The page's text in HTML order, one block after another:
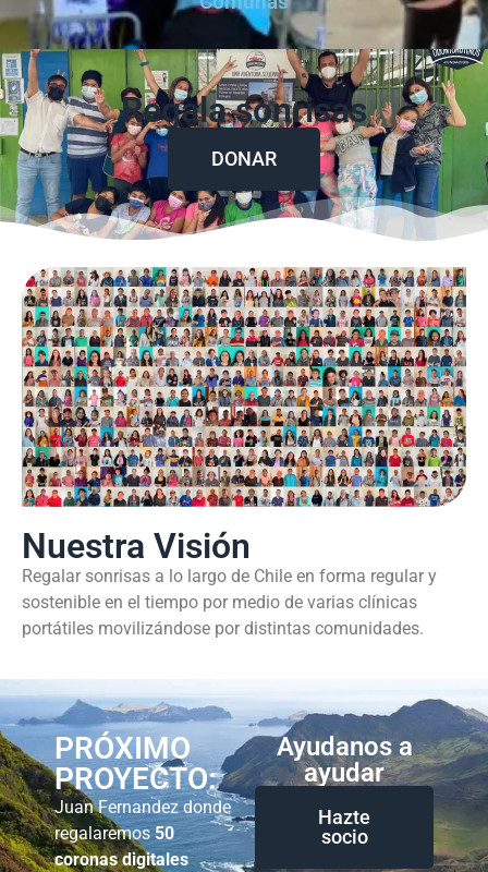
Regala sonrisas
DONAR
Nuestra Visión
Regalar sonrisas a lo largo de Chile en forma regular y
sostenible en el tiempo por medio de varias clínicas
portátiles movilizándose por distintas comunidades.
PRÓXIMO
PROYECTO:
Juan Fernandez donde
regalaremos 50
coronas digitales
Ayudanos a
ayudar
Hazte
socio